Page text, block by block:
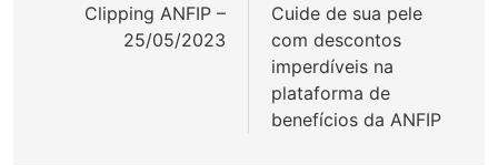
Post
Clipping ANFIP –
25/05/2023
Cuide de sua pele
com descontos
imperdíveis na
plataforma de
benefícios da ANFIP